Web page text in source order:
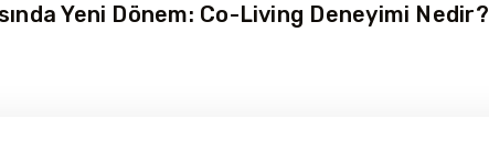
Yeni Dönem: Co-Living Deneyimi Nedir?